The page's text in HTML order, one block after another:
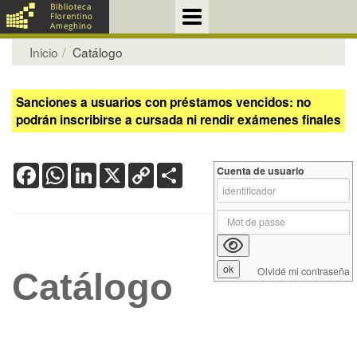
Inicio Catálogo
Sanciones a usuarios con préstamos vencidos: no
podrán inscribirse a cursada ni rendir exámenes finales
FacebookWhatsApp
LinkedIn
X Copy
Link
Catálogo
Cuenta de usuario
Olvidé mi contraseña